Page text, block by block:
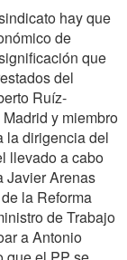
hay que
de
que
del
Ruíz-
y miembro
la dirigencia del
llevado a cabo
Javier Arenas
la Reforma
de Trabajo
a Antonio